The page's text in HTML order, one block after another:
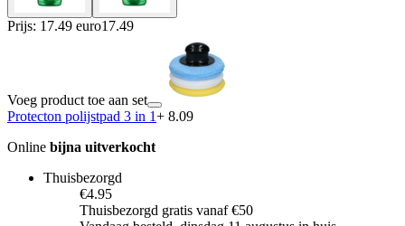
Prijs: 17.49 euro17.49
Voeg product toe aan set
Protecton polijstpad 3 in 1+ 8.09
Online bijna uitverkocht
Thuisbezorgd
€4.95
Thuisbezorgd gratis vanaf €50